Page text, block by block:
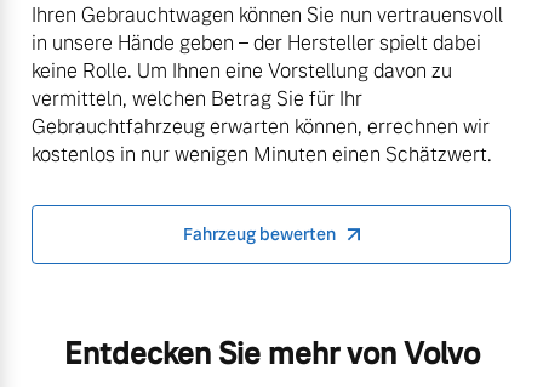
Ihren Gebrauchtwagen können Sie nun vertrauensvoll
in unsere Hände geben – der Hersteller spielt dabei
keine Rolle. Um Ihnen eine Vorstellung davon zu
vermitteln, welchen Betrag Sie für Ihr
Gebrauchtfahrzeug erwarten können, errechnen wir
kostenlos in nur wenigen Minuten einen Schätzwert.
Fahrzeug bewerten
Entdecken Sie mehr von Volvo